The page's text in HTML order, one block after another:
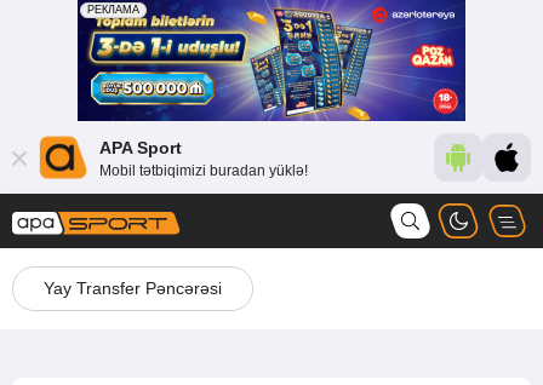
APA Sport
Mobil tətbiqimizi buradan yüklə!
Yay Transfer Pəncərəsi